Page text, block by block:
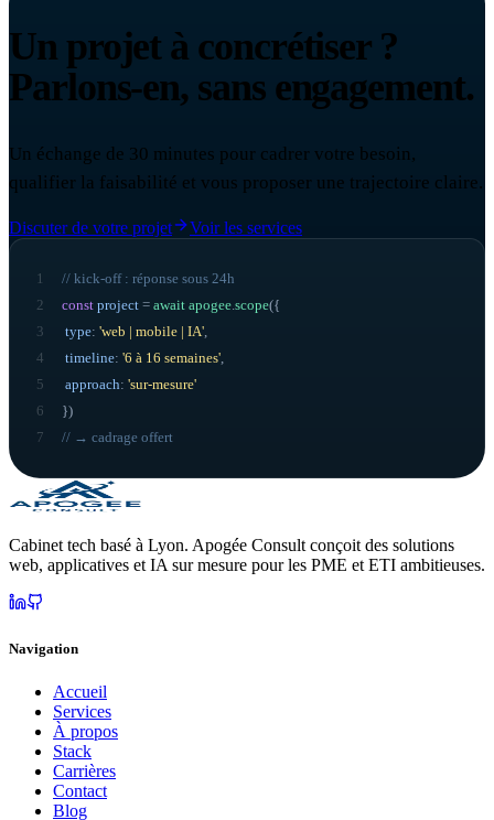
Un projet à concrétiser ?
Parlons-en, sans engagement.
Un échange de 30 minutes pour cadrer votre besoin,
qualifier la faisabilité et vous proposer une trajectoire claire.
Discuter de votre projet Voir les services
1
// kick-off : réponse sous 24h
2
const project = await apogee.scope({
3
type: 'web | mobile | IA',
4
timeline: '6 à 16 semaines',
5
approach: 'sur-mesure'
6
})
7
// → cadrage offert
Cabinet tech basé à Lyon. Apogée Consult conçoit des solutions
web, applicatives et IA sur mesure pour les PME et ETI ambitieuses.
Navigation
Accueil
Services
À propos
Stack
Carrières
Contact
Blog